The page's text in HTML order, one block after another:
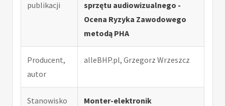
publikacji
sprzętu audiowizualnego -
Ocena Ryzyka Zawodowego
metodą PHA
Producent,
autor
alleBHP.pl, Grzegorz Wrzeszcz
Stanowisko Monter-elektronik